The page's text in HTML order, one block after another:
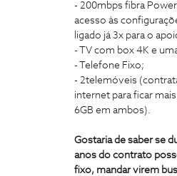
- 200mbps fibra
acesso às
ligado já 3x para o
- TV com box 4K e
- Telefone Fixo;
- 2telemóveis
internet para ficar
6GB em ambos).
Gostaria de saber se
anos do contrato
fixo, mandar virem